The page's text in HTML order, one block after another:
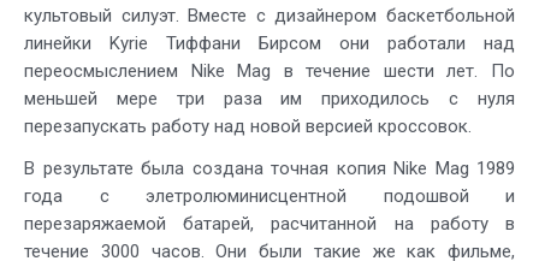
культовый силуэт. Вместе с дизайнером баскетбольной
линейки Kyrie Тиффани Бирсом они работали над
переосмыслением Nike Mag в течение шести лет. По
меньшей мере три раза им приходилось с нуля
перезапускать работу над новой версией кроссовок.
В результате была создана точная копия Nike Mag 1989
года с элетролюминисцентной подошвой и
перезаряжаемой батарей, расчитанной на работу в
течение 3000 часов. Они были такие же как фильме,